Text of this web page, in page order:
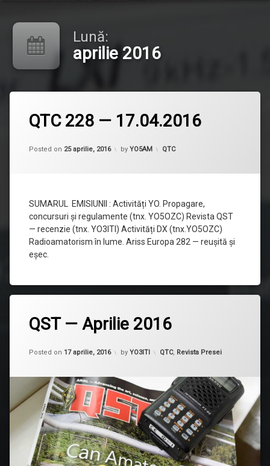
Lună:
aprilie 2016
QTC 228 — 17.04.2016
Posted on 25 aprilie, 2016
Updated on 25 aprilie, 2016
by YO5AM Categorii:
QTC
SUMARUL EMISIUNII : Activități YO. Propagare,
concursuri și regulamente (tnx. YO5OZC) Revista QST
— recenzie (tnx. YO3ITI) Activități DX (tnx.YO5OZC)
Radioamatorism în lume. Ariss Europa 282 — reușită și
eșec.
un
comentariu
QTC
QST — Aprilie 2016
Posted on 17 aprilie, 2016
Updated on 17 aprilie, 2016
by YO3ITI Categorii:
QTC, Revista Presei